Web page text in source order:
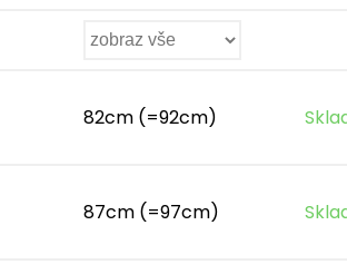
82cm (=92cm)
87cm (=97cm)